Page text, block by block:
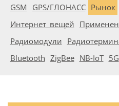
GSM GPS/ГЛОНАСС Рынок
Интернет вещей
Радиомодули
Bluetooth ZigBee NB-IoT 5G